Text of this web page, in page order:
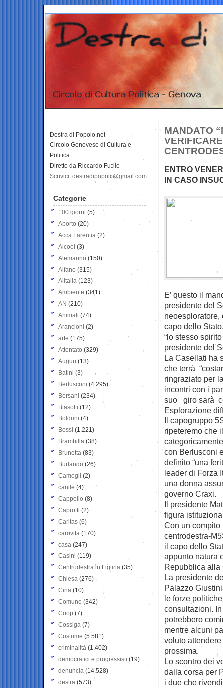
MANDATO
ENTRO
IN CASO
E’ questo il
presidente del
neoesploratore,
capo dello
“lo stesso
presidente del
La Casellati ha
che terrà
ringraziato per
incontri con i
suo giro sarà
Esplorazione
Il capogruppo
ripeteremo che
con Berlusconi
definito “una
leader di Forza
una donna
governo Craxi.
Il presidente
figura
Con un compito
centrodestra-
il capo dello
appunto natura
Repubblica alla
La presidente
Palazzo
le forze
consultazioni.
potrebbero
mentre alcuni
voluto
prossima.
Lo scontro dei
dalla corsa per
i due che
Destra di Popolo.net
Circolo Genovese di Cultura e
Politica
Diretto da Riccardo Fucile
Scrivici: destradipopolo@gmail.com
Categorie
100 giorni (5)
Aborto (20)
Acca Larentia (2)
Alcool (3)
Alemanno (150)
Alfano (315)
Alitalia (123)
Ambiente (341)
AN (210)
Animali (74)
Arancioni (2)
arte (175)
Attentato (329)
Auguri (13)
Batini (3)
Berlusconi (4.295)
Bersani (234)
Biasotti (12)
Boldrini (4)
Bossi (1.221)
Brambilla (38)
Brunetta (83)
Burlando (26)
Camogli (2)
canile (4)
Cappello (8)
Caprotti (2)
Caritas (6)
carovita (170)
casa (247)
Casini (119)
Centrodestra in Liguria (35)
Chiesa (276)
Cina (10)
Comune (342)
Coop (7)
Cossiga (7)
Costume (5.581)
criminalità (1.402)
democratici e progressisti (19)
denuncia (14.528)
destra (573)